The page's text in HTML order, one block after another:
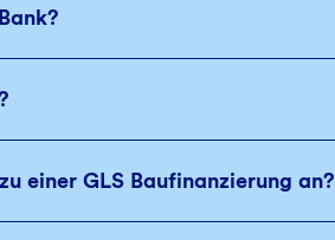
einer GLS Baufinanzierung an?